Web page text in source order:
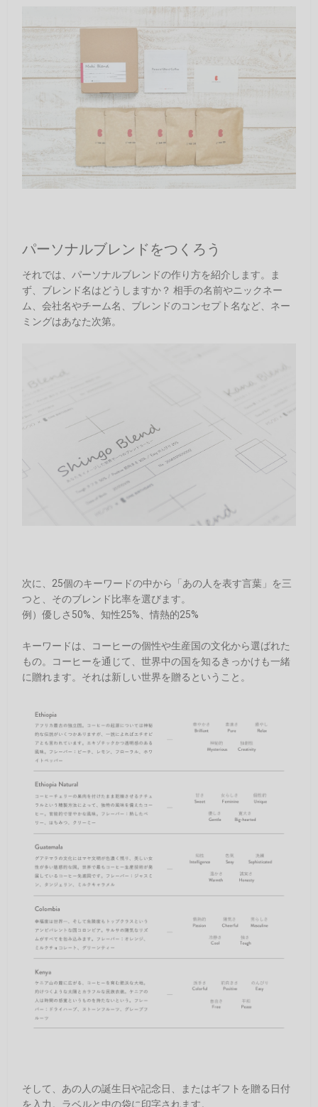
パーソナルブレンドをつくろう
それでは、パーソナルブレンドの作り方を紹介します。ま
ず、ブレンド名はどうしますか？ 相手の名前やニックネー
ム、会社名やチーム名、ブレンドのコンセプト名など、ネー
ミングはあなた次第。
次に、25個のキーワードの中から「あの人を表す言葉」を三
つと、そのブレンド比率を選びます。
例）優しさ50%、知性25%、情熱的25%
キーワードは、コーヒーの個性や生産国の文化から選ばれた
もの。コーヒーを通じて、世界中の国を知るきっかけも一緒
に贈れます。それは新しい世界を贈るということ。
そして、あの人の誕生日や記念日、またはギフトを贈る日付
を入力。ラベルと中の袋に印字されます。